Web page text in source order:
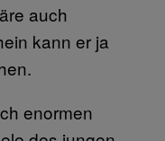
auch
kann er ja
enormen